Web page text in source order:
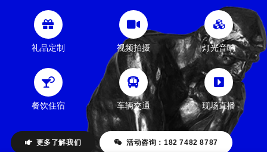
礼品定制 视频拍摄 灯光音响
餐饮住宿 车辆交通 现场直播
更多了解我们 活动咨询：182 7482 8787